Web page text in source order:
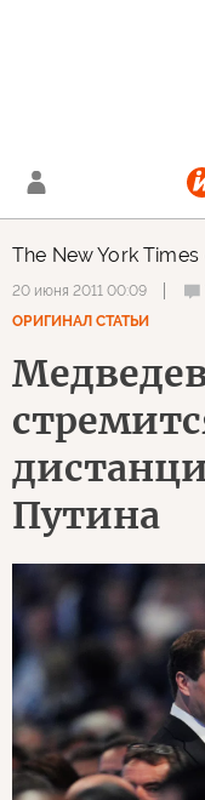
The New York Times
20 июня 2011 00:09
ОРИГИНАЛ СТАТЬИ
Путина